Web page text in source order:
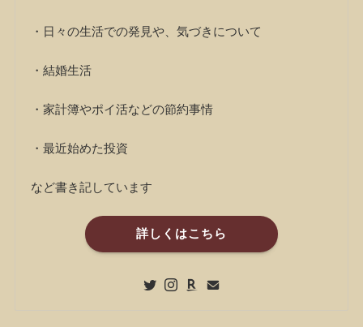
・日々の生活での発見や、気づきについて
・結婚生活
・家計簿やポイ活などの節約事情
・最近始めた投資
など書き記しています
詳しくはこちら